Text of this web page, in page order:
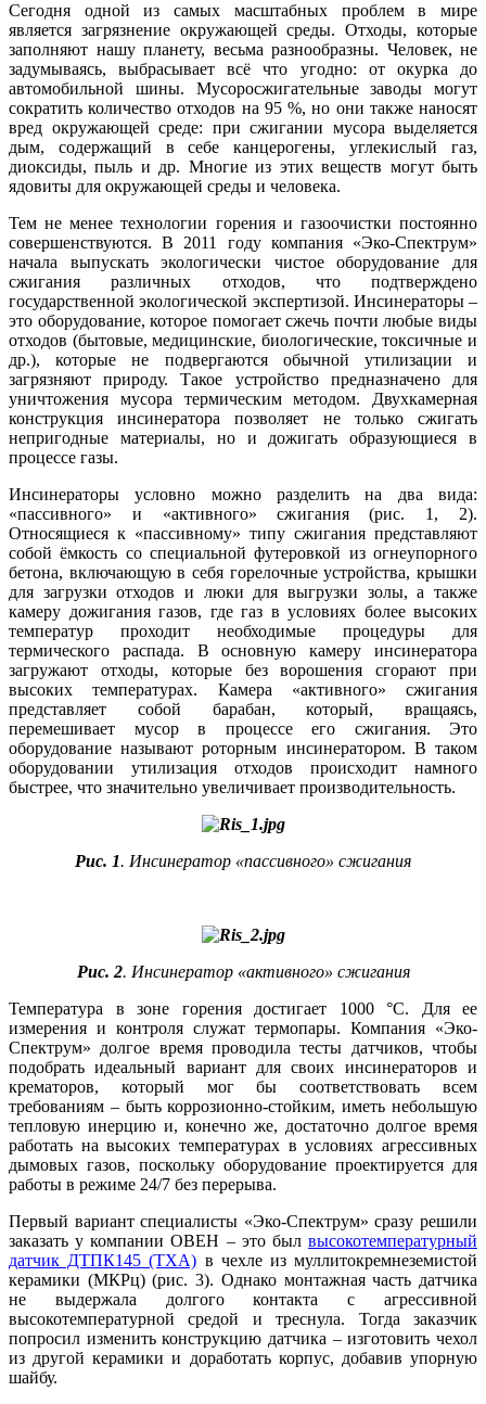
Сегодня одной из самых масштабных проблем в мире
является загрязнение окружающей среды. Отходы, которые
заполняют на­шу планету, весьма разнообразны. Человек, не
задумываясь, выбрасывает всё что угодно: от окурка до
автомобильной шины. Мусоросжигательные заводы могут
сократить количество отходов на 95 %, но они также наносят
вред окружающей среде: при сжигании мусора выделяется
дым, содержащий в се­бе канцерогены, углекислый газ,
диоксиды, пыль и др. Многие из этих веществ могут быть
ядовиты для окружающей среды и человека.
Тем не менее технологии горения и газоочистки постоянно
совершенствуются. В 2011 году компания «Эко-Спектрум»
начала выпускать экологически чистое оборудование для
сжигания различных отходов, что подтверждено
государственной экологической экспертизой. Инсинераторы –
это оборудование, которое помогает сжечь почти любые ви­ды
отходов (бытовые, медицинские, биологические, токсичные и
др.), которые не подвергаются обычной утилизации и
загрязняют природу. Такое устройство предназначено для
уничтожения мусора термическим методом. Двухкамерная
конструкция инсинератора позволяет не только сжигать
непригодные материалы, но и дожигать образующиеся в
процессе газы.
Инсинераторы условно можно разделить на два вида:
«пассивного» и «активного» сжигания (рис. 1, 2).
Относящиеся к «пассивному» типу сжигания представляют
собой ёмкость со специальной футеровкой из огнеупорного
бетона, включающую в себя горелочные устройства, крышки
для загрузки отходов и лю­ки для выгрузки зо­лы, а также
камеру дожигания газов, где газ в условиях более высоких
температур проходит необходимые процедуры для
термического распада. В основную камеру инсинератора
загружают отходы, которые без ворошения сгорают при
высоких температурах. Камера «активного» сжигания
представляет собой барабан, который, вращаясь,
перемешивает мусор в процессе его сжигания. Это
оборудование называют роторным инсинератором. В таком
оборудовании утилизация отходов происходит намного
быстрее, что значительно увеличивает производительность.
Рис. 1. Инсинератор «пассивного» сжигания
Рис. 2. Инсинератор «активного» сжигания
Температура в зоне горения достигает 1000 °C. Для ее
измерения и контроля служат термопары. Компания «Эко-
Спектрум» долгое время проводила тесты датчиков, чтобы
подобрать идеальный вариант для своих инсинераторов и
крематоров, который мог бы соответствовать всем
требованиям – быть коррозионно-стойким, иметь небольшую
тепловую инерцию и, конечно же, достаточно долгое время
работать на высоких температурах в условиях агрессивных
дымовых газов, поскольку оборудование проектируется для
работы в режиме 24/7 без перерыва.
Первый вариант специалисты «Эко-Спектрум» сразу решили
заказать у компании ОВЕН – это был высокотемпературный
датчик ДТПК145 (ТХА) в чехле из муллитокремнеземистой
керамики (МКРц) (рис. 3). Однако монтажная часть датчика
не выдержала долгого контакта с агрессивной
высокотемпературной средой и треснула. Тогда заказчик
попросил изменить конструкцию датчика – изготовить чехол
из другой керамики и доработать корпус, добавив упорную
шайбу.